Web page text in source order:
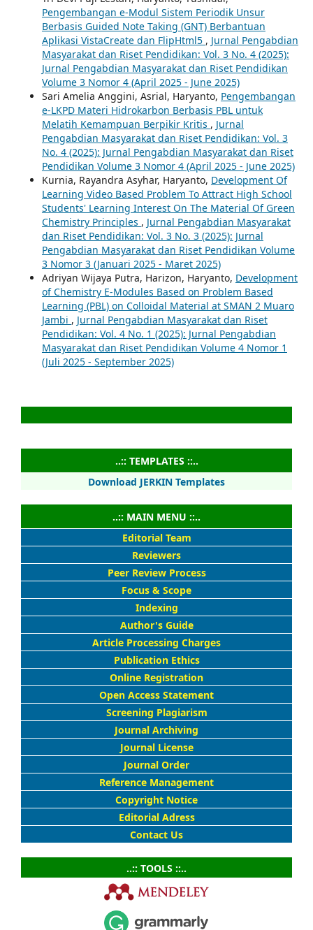
Pengembangan e-Modul Sistem Periodik Unsur
Berbasis Guided Note Taking (GNT) Berbantuan
Aplikasi VistaCreate dan FlipHtml5 , Jurnal Pengabdian
Masyarakat dan Riset Pendidikan: Vol. 3 No. 4 (2025):
Jurnal Pengabdian Masyarakat dan Riset Pendidikan
Volume 3 Nomor 4 (April 2025 - June 2025)
Sari Amelia Anggini, Asrial, Haryanto, Pengembangan
e-LKPD Materi Hidrokarbon Berbasis PBL untuk
Melatih Kemampuan Berpikir Kritis , Jurnal
Pengabdian Masyarakat dan Riset Pendidikan: Vol. 3
No. 4 (2025): Jurnal Pengabdian Masyarakat dan Riset
Pendidikan Volume 3 Nomor 4 (April 2025 - June 2025)
Kurnia, Rayandra Asyhar, Haryanto, Development Of
Learning Video Based Problem To Attract High School
Students' Learning Interest On The Material Of Green
Chemistry Principles , Jurnal Pengabdian Masyarakat
dan Riset Pendidikan: Vol. 3 No. 3 (2025): Jurnal
Pengabdian Masyarakat dan Riset Pendidikan Volume
3 Nomor 3 (Januari 2025 - Maret 2025)
Adriyan Wijaya Putra, Harizon, Haryanto, Development
of Chemistry E-Modules Based on Problem Based
Learning (PBL) on Colloidal Material at SMAN 2 Muaro
Jambi , Jurnal Pengabdian Masyarakat dan Riset
Pendidikan: Vol. 4 No. 1 (2025): Jurnal Pengabdian
Masyarakat dan Riset Pendidikan Volume 4 Nomor 1
(Juli 2025 - September 2025)
..:: TEMPLATES ::..
Download JERKIN Templates
..:: MAIN MENU ::..
Editorial Team
Reviewers
Peer Review Process
Focus & Scope
Indexing
Author's Guide
Article Processing Charges
Publication Ethics
Online Registration
Open Access Statement
Screening Plagiarism
Journal Archiving
Journal License
Journal Order
Reference Management
Copyright Notice
Editorial Adress
Contact Us
..:: TOOLS ::..